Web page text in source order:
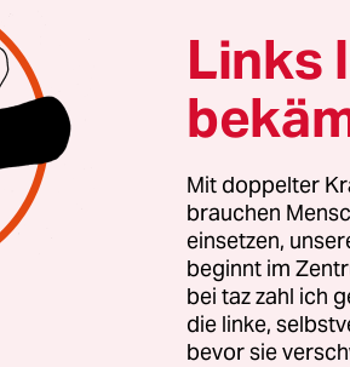
stärken
Erfolg der AfD bei den
rechtsextreme Kräfte
braucht es Zusammenhalt
Menschen, die sich vor Ort
einsetzen. Die taz
Zentrum". Die Kampagne
Orte und baut einen
Links
Mit doppelter
brauchen
einsetzen,
beginnt im
bei taz zahl ich
die linke,
bevor sie